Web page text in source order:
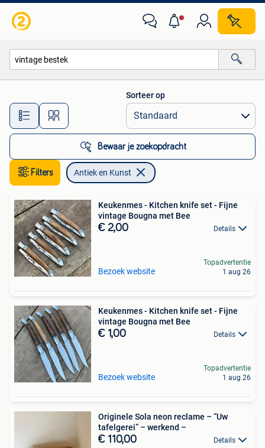
Alle afstanden…
Sorteer op
Bewaar je zoekopdracht
Filters Antiek en Kunst
Keukenmes - Kitchen knife set - Fijne
vintage Bougna met Bee
€ 2,00 Details
Bezoek website
Topadvertentie
1 aug 26
Keukenmes - Kitchen knife set - Fijne
vintage Bougna met Bee
€ 1,00 Details
Bezoek website
Topadvertentie
1 aug 26
Originele Sola neon reclame – “Uw
tafelgerei” – werkend –
€ 110,00 Details